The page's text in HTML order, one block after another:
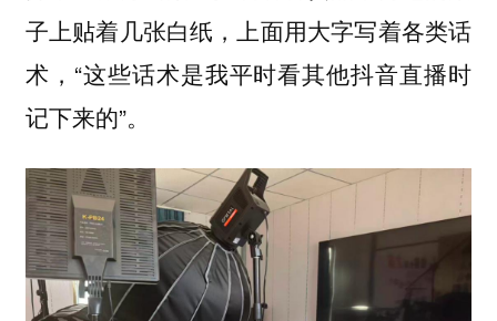
子上贴着几张白纸，上面用大字写着各类话
术，“这些话术是我平时看其他抖音直播时
记下来的”。